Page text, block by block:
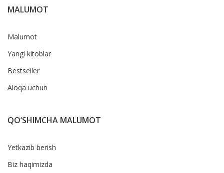
MALUMOT
Malumot
Yangi kitoblar
Bestseller
Aloqa uchun
QO‘SHIMCHA MALUMOT
Yetkazib berish
Biz haqimizda